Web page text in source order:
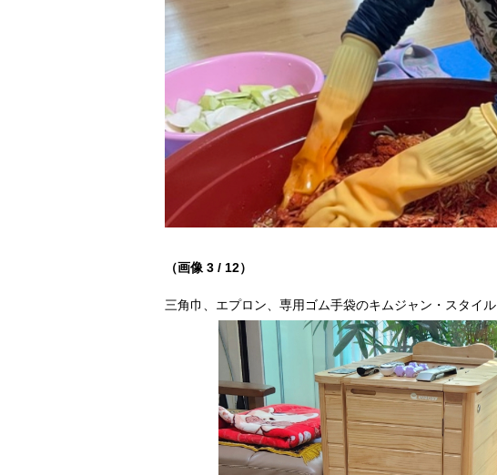
（画像 3 / 12）
三角巾、エプロン、専用ゴム手袋のキムジャン・スタイル